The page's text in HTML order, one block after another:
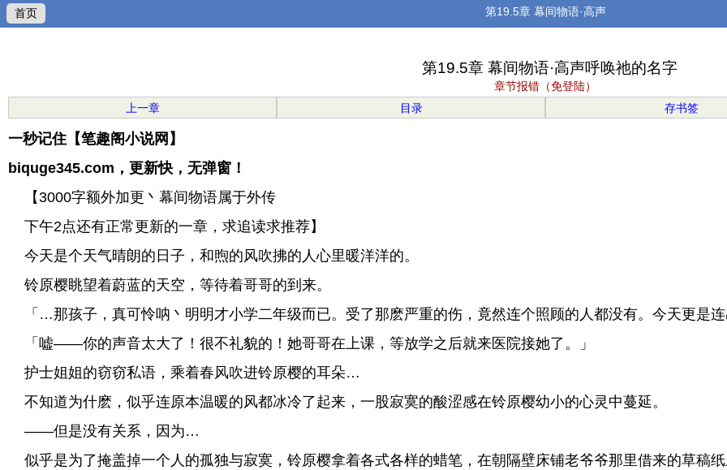
首页 第19.5章 幕间物语·高声
第19.5章 幕间物语·高声呼唤祂的名字
章节报错（免登陆）
上一章
目录 存书签
一秒记住【笔趣阁小说网】
biquge345.com，更新快，无弹窗！
【3000字额外加更丶幕间物语属于外传
下午2点还有正常更新的一章，求追读求推荐】
今天是个天气晴朗的日子，和煦的风吹拂的人心里暖洋洋的。
铃原樱眺望着蔚蓝的天空，等待着哥哥的到来。
「…那孩子，真可怜呐丶明明才小学二年级而已。受了那麽严重的伤，竟然连个照顾的人都没有。今天更是
「嘘——你的声音太大了！很不礼貌的！她哥哥在上课，等放学之后就来医院接她了。」
护士姐姐的窃窃私语，乘着春风吹进铃原樱的耳朵…
不知道为什麽，似乎连原本温暖的风都冰冷了起来，一股寂寞的酸涩感在铃原樱幼小的心灵中蔓延。
——但是没有关系，因为…
似乎是为了掩盖掉一个人的孤独与寂寞，铃原樱拿着各式各样的蜡笔，在朝隔壁床铺老爷爷那里借来的草稿